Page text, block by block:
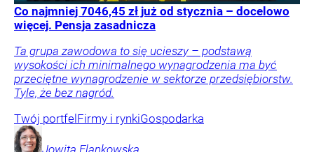
Co najmniej 7046,45 zł już od stycznia – docelowo
więcej. Pensja zasadnicza
Ta grupa zawodowa to się ucieszy – podstawą
wysokości ich minimalnego wynagrodzenia ma być
przeciętne wynagrodzenie w sektorze przedsiębiorstw.
Tyle, że bez nagród.
Twój portfel Firmy i rynkiGospodarka